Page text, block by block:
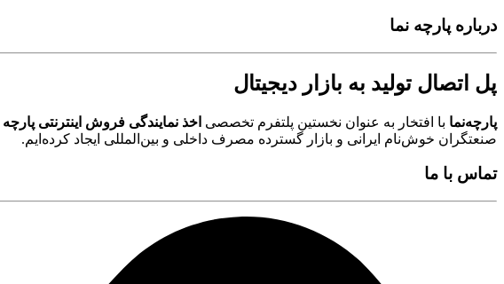
درباره پارچه نما
پل اتصال تولید به بازار دیجیتال
پارچه‌نما با افتخار به عنوان نخستین پلتفرم تخصصی اخذ نمایندگی فروش اینترنتی پارچه
صنعتگران خوش‌نام ایرانی و بازار گسترده مصرف داخلی و بین‌المللی ایجاد کرده‌ایم.
تماس با ما